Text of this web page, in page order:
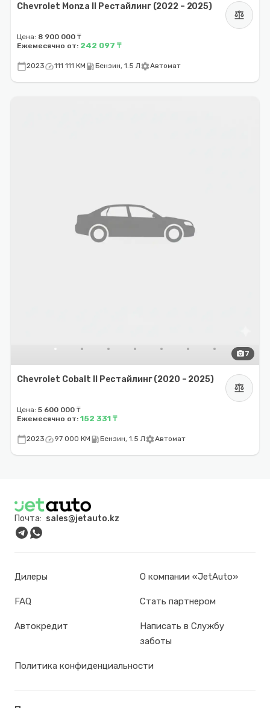
Chevrolet Monza II Рестайлинг (2022 – 2025)
balance
Цена: 8 900 000 ₸
Ежемесячно от: 242 097 ₸
calendar_today2023speed111 111 КМ local_gas_stationБензин, 1.5 ЛsettingsАвтомат
photo_camera7
Chevrolet Cobalt II Рестайлинг (2020 – 2025)
balance
Цена: 5 600 000 ₸
Ежемесячно от: 152 331 ₸
calendar_today2023speed97 000 КМ local_gas_stationБензин, 1.5 ЛsettingsАвтомат
Почта: sales@jetauto.kz
Дилеры О компании «JetAuto»
FAQ Стать партнером
Автокредит
Написать в Службу
заботы
Политика конфиденциальности